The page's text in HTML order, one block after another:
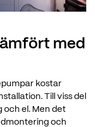
med
kostar
Till viss del
och el. Men det
och